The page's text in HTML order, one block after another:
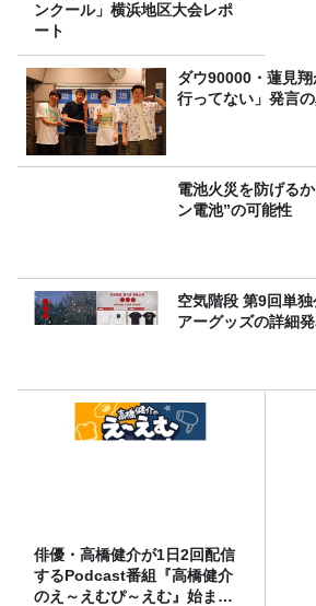
ンクール」横浜地区大会レポ
ート
ダウ90000・蓮見
行ってない」発言
電池火災を防げる
ン電池”の可能性
空気階段 第9回単
アーグッズの詳細発
俳優・高橋健介が1日2回配信
するPodcast番組『高橋健介
のえ～えむぴ～えむ』始まり